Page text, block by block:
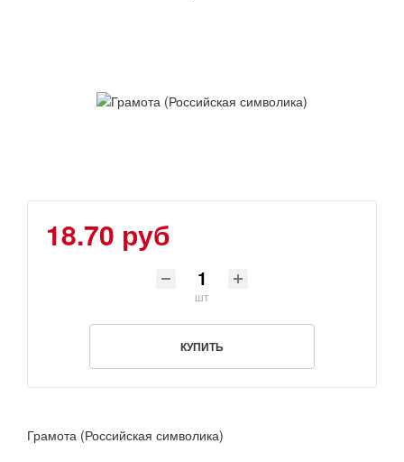
18.70 руб
шт
КУПИТЬ
Грамота (Российская символика)